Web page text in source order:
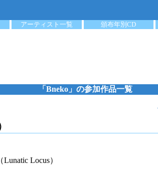
アーティスト一覧 頒布年別CD
「Bneko」の参加作品一覧
（Lunatic Locus）